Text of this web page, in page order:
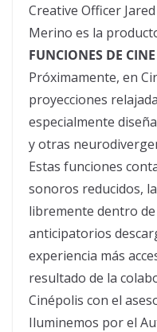
Creative Officer
Merino es la
FUNCIONES DE
Próximamente, en
proyecciones
especialmente
y otras
Estas funciones
sonoros reducidos,
libremente dentro
anticipatorios
experiencia más
resultado de la
Cinépolis con el
Iluminemos por el